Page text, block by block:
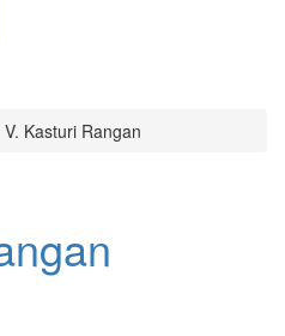
V. Kasturi Rangan